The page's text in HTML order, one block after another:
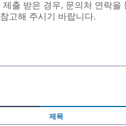
제출 받은 경우, 문의처 연락을
참고해 주시기 바랍니다.
제목